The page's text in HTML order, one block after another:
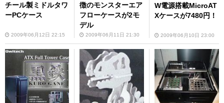
チール製ミドルタワ
ーPCケース
2009年06月12日 22:15
徴のモンスターエア
フローケースが2モ
デル
2009年06月11日 21:30
W電源搭載MicroAT
Xケースが7480円！
2009年06月10日 23:00